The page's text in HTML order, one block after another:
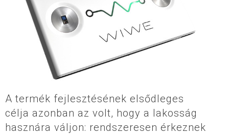
A termék fejlesztésének elsődleges
célja azonban az volt, hogy a lakosság
hasznára váljon: rendszeresen érkeznek